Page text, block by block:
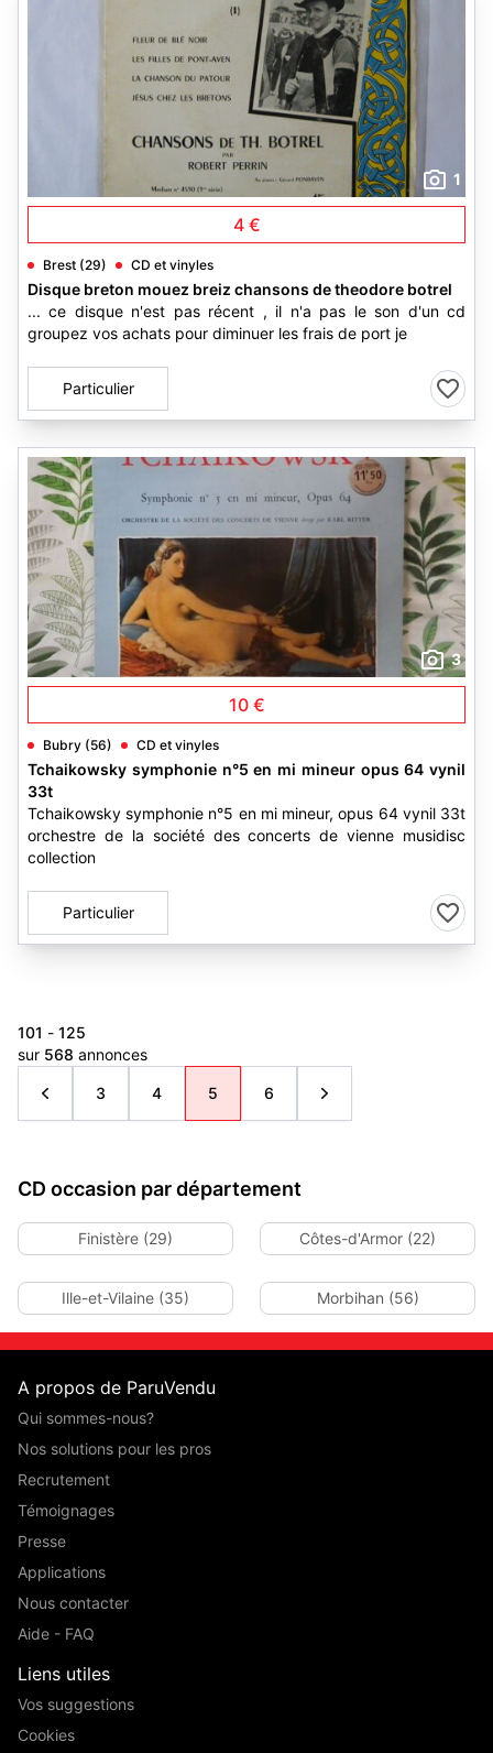
1
4 €
Brest (29) CD et vinyles
Disque breton mouez breiz chansons de theodore botrel
... ce disque n'est pas récent , il n'a pas le son d'un cd
groupez vos achats pour diminuer les frais de port je
Particulier
3
10 €
Bubry (56) CD et vinyles
Tchaikowsky symphonie n°5 en mi mineur opus 64 vynil
33t
Tchaikowsky symphonie n°5 en mi mineur, opus 64 vynil 33t
orchestre de la société des concerts de vienne musidisc
collection
Particulier
101 - 125
sur 568 annonces
3 4 5 6
CD occasion par département
Finistère (29) Côtes-d'Armor (22)
Ille-et-Vilaine (35) Morbihan (56)
A propos de ParuVendu
Qui sommes-nous?
Nos solutions pour les pros
Recrutement
Témoignages
Presse
Applications
Nous contacter
Aide - FAQ
Liens utiles
Vos suggestions
Cookies